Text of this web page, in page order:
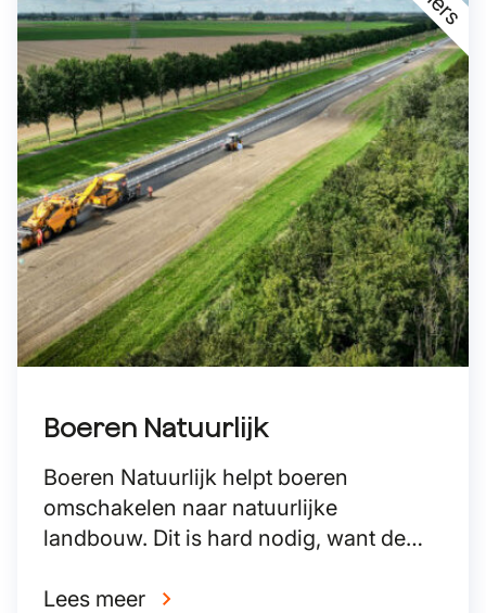
Boeren Natuurlijk
Boeren Natuurlijk helpt boeren
omschakelen naar natuurlijke
landbouw. Dit is hard nodig, want de
klimaatverandering kan remmen en de
Lees meer